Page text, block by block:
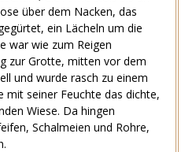
über dem Nacken, das
ein Lächeln um die
war wie zum Reigen
zur Grotte, mitten vor dem
und wurde rasch zu einem
mit seiner Feuchte das dichte,
Wiese. Da hingen
Schalmeien und Rohre,